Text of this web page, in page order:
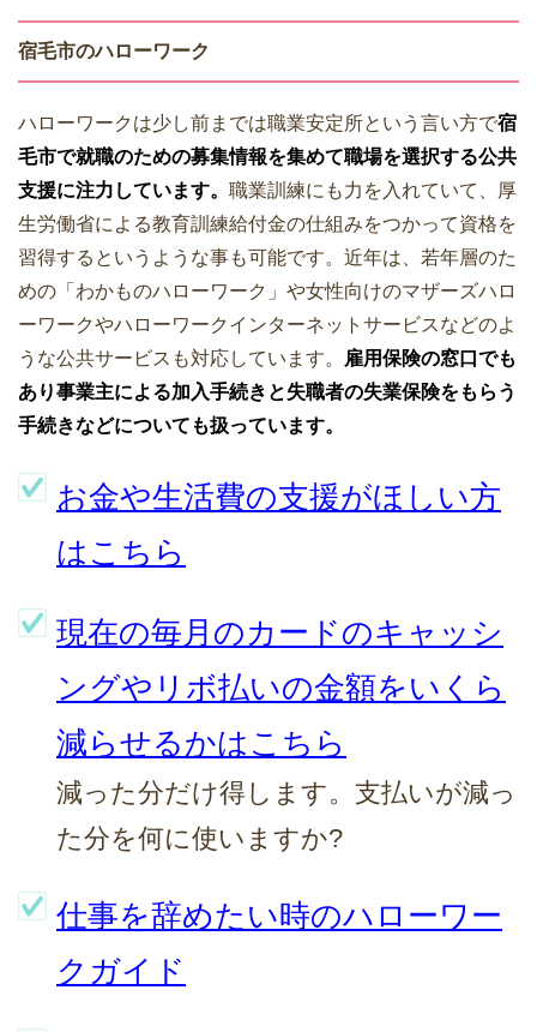
宿毛市のハローワーク
ハローワークは少し前までは職業安定所という言い方で宿
毛市で就職のための募集情報を集めて職場を選択する公共
支援に注力しています。 職業訓練にも力を入れていて、厚
生労働省による教育訓練給付金の仕組みをつかって資格を
習得するというような事も可能です。近年は、若年層のた
めの「わかものハローワーク」や女性向けのマザーズハロ
ーワークやハローワークインターネットサービスなどのよ
うな公共サービスも対応しています。
雇用保険の窓口でも
あり事業主による加入手続きと失職者の失業保険をもらう
手続きなどについても扱っています。
お金や生活費の支援がほしい方
はこちら
現在の毎月のカードのキャッシ
ングやリボ払いの金額をいくら
減らせるかはこちら
減った分だけ得します。支払いが減っ
た分を何に使いますか?
仕事を辞めたい時のハローワー
クガイド